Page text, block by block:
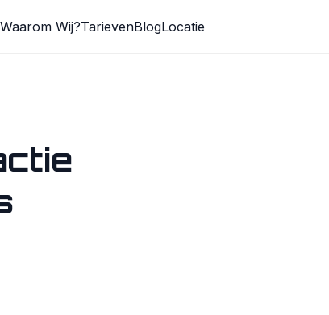
Waarom Wij?TarievenBlogLocatie